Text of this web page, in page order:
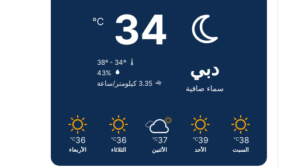
د
إ
ا
م
دبي
سماء صافية
34
℃
38º - 34º
43%
3.35 كيلومتر/ساعة
38
℃
السبت
39
℃
الأحد
37
℃
الأثنين
36
℃
الثلاثاء
36
℃
الأربعاء